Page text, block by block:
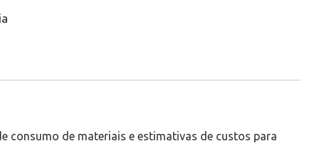
consumo de materiais e estimativas de custos para